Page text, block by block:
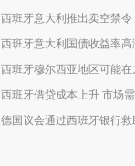
西班牙意大利推出卖空禁令
西班牙意大利国债收益率高
西班牙穆尔西亚地区可能
西班牙借贷成本上升 市场
德国议会通过西班牙银行救